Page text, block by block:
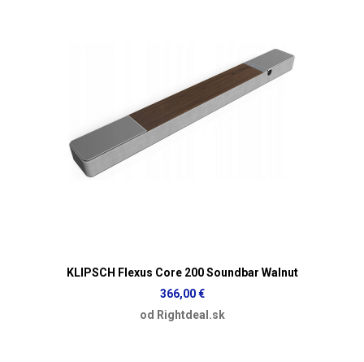
KLIPSCH Flexus Core 200 Soundbar Walnut
366,00 €
od Rightdeal.sk